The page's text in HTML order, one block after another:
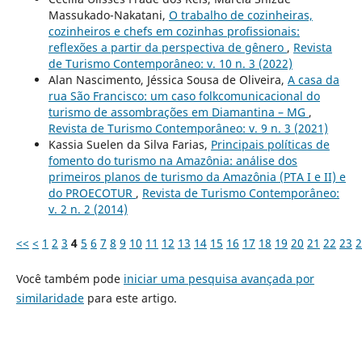
Massukado-Nakatani, O trabalho de cozinheiras,
cozinheiros e chefs em cozinhas profissionais:
reflexões a partir da perspectiva de gênero , Revista
de Turismo Contemporâneo: v. 10 n. 3 (2022)
Alan Nascimento, Jéssica Sousa de Oliveira, A casa da
rua São Francisco: um caso folkcomunicacional do
turismo de assombrações em Diamantina – MG ,
Revista de Turismo Contemporâneo: v. 9 n. 3 (2021)
Kassia Suelen da Silva Farias, Principais políticas de
fomento do turismo na Amazônia: análise dos
primeiros planos de turismo da Amazônia (PTA I e II) e
do PROECOTUR , Revista de Turismo Contemporâneo:
v. 2 n. 2 (2014)
<< < 1 2 3 4 5 6 7 8 9 10 11 12 13 14 15 16 17 18 19 20 21 22 23
Você também pode iniciar uma pesquisa avançada por
similaridadepara este artigo.